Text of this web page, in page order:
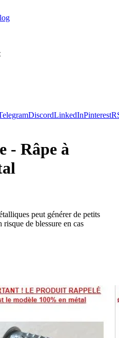
DiscordLinkedInPinterest
- Râpe à
peut générer de petits
de blessure en cas